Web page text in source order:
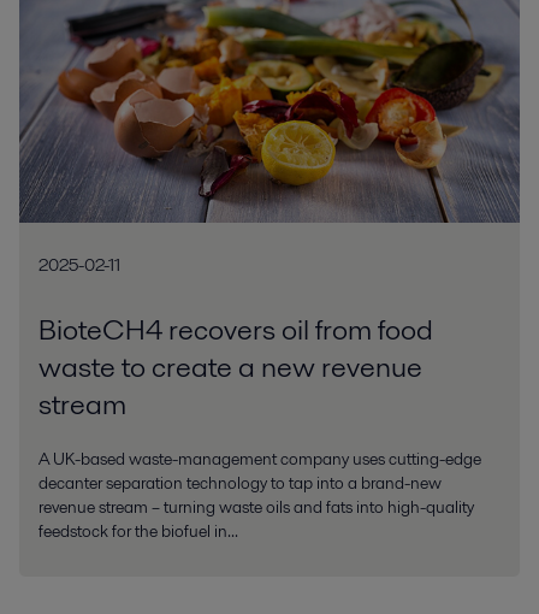
2025-02-11
BioteCH4 recovers oil from food
waste to create a new revenue
stream
A UK-based waste-management company uses cutting-edge
decanter separation technology to tap into a brand-new
revenue stream – turning waste oils and fats into high-quality
feedstock for the biofuel in...